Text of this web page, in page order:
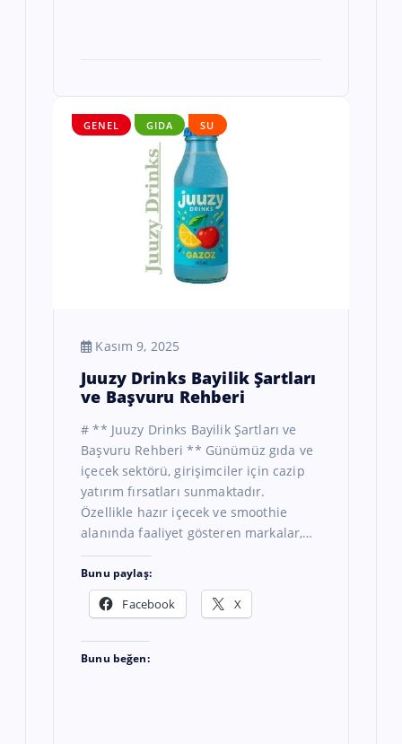
GENEL GIDA SU
Kasım 9, 2025
Juuzy Drinks Bayilik Şartları
ve Başvuru Rehberi
# ** Juuzy Drinks Bayilik Şartları ve
Başvuru Rehberi ** Günümüz gıda ve
içecek sektörü, girişimciler için cazip
yatırım fırsatları sunmaktadır.
Özellikle hazır içecek ve smoothie
alanında faaliyet gösteren markalar,…
Bunu paylaş:
Facebook X
Bunu beğen: